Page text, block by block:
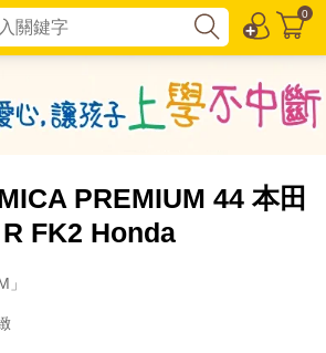
0
PREMIUM 44 本田
FK2 Honda